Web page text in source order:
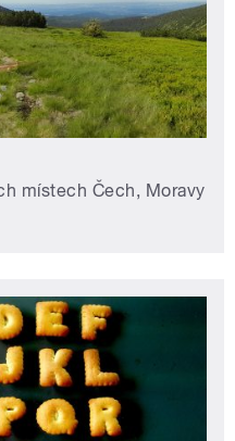
místech Čech, Moravy